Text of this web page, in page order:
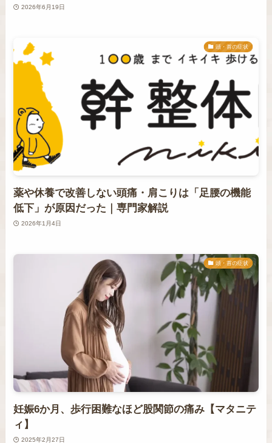
2026年6月19日
頭・首の症状
薬や休養で改善しない頭痛・肩こりは「足腰の機能
低下」が原因だった｜専門家解説
2026年1月4日
頭・首の症状
妊娠6か月、歩行困難なほど股関節の痛み【マタニテ
ィ】
2025年2月27日